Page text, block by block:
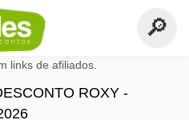
links de afiliados.
ROXY -